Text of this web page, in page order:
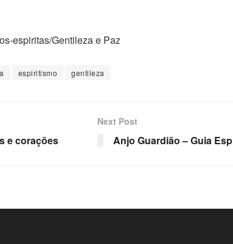
espiritas/Gentileza e Paz
espiritismo gentileza
e corações
Next Post
Anjo Guardião – Guia